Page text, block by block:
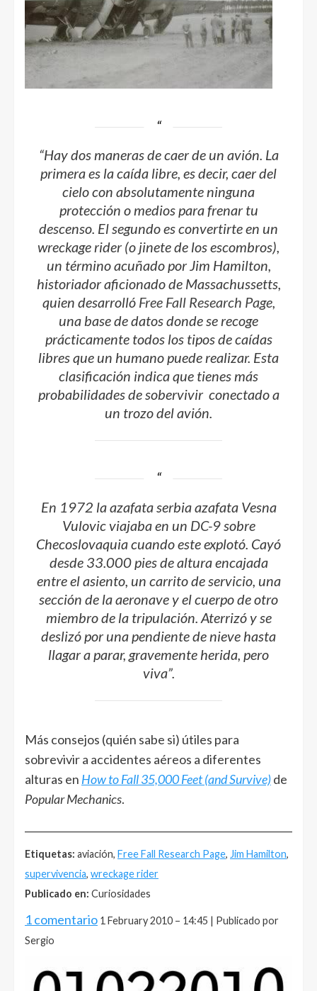
“Hay dos maneras de caer de un avión. La
primera es la caída libre, es decir, caer del
cielo con absolutamente ninguna
protección o medios para frenar tu
descenso. El segundo es convertirte en un
wreckage rider(o jinete de los escombros),
un término acuñado por Jim Hamilton,
historiador aficionado de Massachussetts,
quien desarrolló Free Fall Research Page,
una base de datos donde se recoge
prácticamente todos los tipos de caídas
libres que un humano puede realizar. Esta
clasificación indica que tienes más
probabilidades de sobervivir conectado a
un trozo del avión.
En 1972 la azafata serbia azafata Vesna
Vulovic viajaba en un DC-9sobre
Checoslovaquia cuando este explotó. Cayó
desde 33.000 pies de altura encajada
entre el asiento, un carrito de servicio, una
sección de la aeronave y el cuerpo de otro
miembro de la tripulación. Aterrizó y se
deslizó por una pendiente de nieve hasta
llagar a parar, gravemente herida, pero
viva”.
Más consejos (quién sabe si) útiles para
sobrevivir a accidentes aéreos a diferentes
alturas en How to Fall 35,000 Feet (and Survive)de
Popular Mechanics.
Etiquetas: aviación, Free Fall Research Page, Jim Hamilton,
supervivencia, wreckage rider
Publicado en: Curiosidades
1 comentario 1 February 2010 – 14:45 | Publicado por
Sergio